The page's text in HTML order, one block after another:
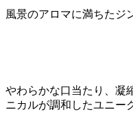
風景のアロマに満ちたジ
やわらかな口当たり、凝
ニカルが調和したユニー